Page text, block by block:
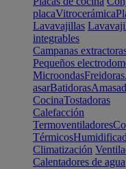
placaVitrocerámica
Lavavajillas
integrables
Campanas
Pequeños
MicroondasFreidoras
asarBatidoras
CocinaTostadoras
Calefacción
Termoventiladores
Térmicos
Climatización
Calentadores de agua